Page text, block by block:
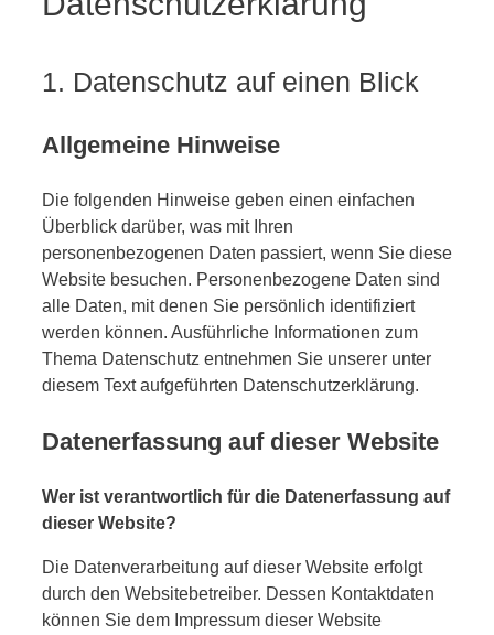
1. Datenschutz auf einen Blick
Allgemeine Hinweise
Die folgenden Hinweise geben einen einfachen
Überblick darüber, was mit Ihren
personenbezogenen Daten passiert, wenn Sie diese
Website besuchen. Personenbezogene Daten sind
alle Daten, mit denen Sie persönlich identifiziert
werden können. Ausführliche Informationen zum
Thema Datenschutz entnehmen Sie unserer unter
diesem Text aufgeführten Datenschutzerklärung.
Datenerfassung auf dieser Website
Wer ist verantwortlich für die Datenerfassung auf
dieser Website?
Die Datenverarbeitung auf dieser Website erfolgt
durch den Websitebetreiber. Dessen Kontaktdaten
können Sie dem Impressum dieser Website